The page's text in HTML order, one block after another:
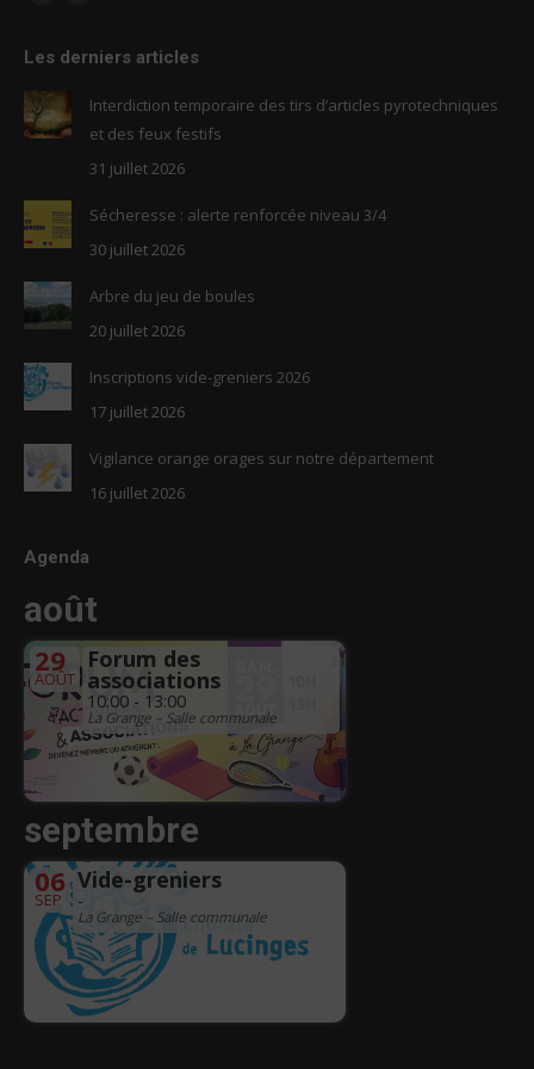
opens
in
new
opens
new
window
Les derniers articles
Interdiction temporaire des tirs d’articles pyrotechniques
et des feux festifs
31 juillet 2026
Sécheresse : alerte renforcée niveau 3/4
30 juillet 2026
Arbre du jeu de boules
20 juillet 2026
Inscriptions vide-greniers 2026
17 juillet 2026
Vigilance orange orages sur notre département
16 juillet 2026
Agenda
août
29
AOÛT
Forum des
associations
10:00 - 13:00
La Grange – Salle communale
septembre
06
SEP
Vide-greniers
-
La Grange – Salle communale